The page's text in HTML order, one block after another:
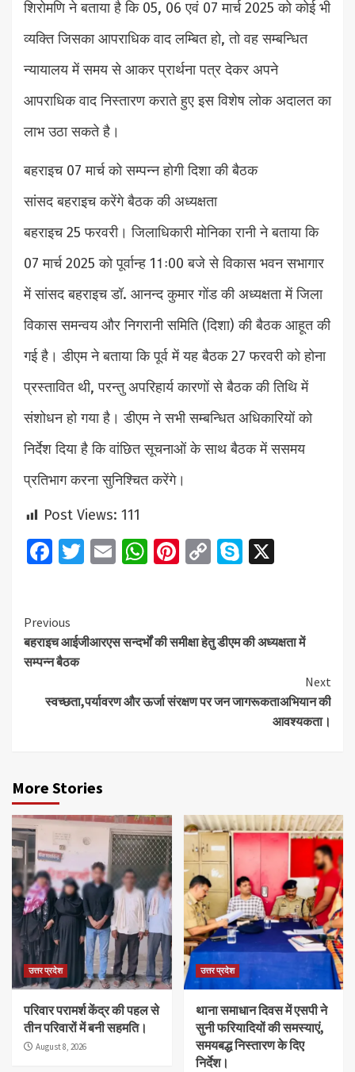
शिरोमणि ने बताया है कि 05, 06 एवं 07 मार्च 2025 को कोई भी
व्यक्ति जिसका आपराधिक वाद लम्बित हो, तो वह सम्बन्धित
न्यायालय में समय से आकर प्रार्थना पत्र देकर अपने
आपराधिक वाद निस्तारण कराते हुए इस विशेष लोक अदालत का
लाभ उठा सकते है।
बहराइच 07 मार्च को सम्पन्न होगी दिशा की बैठक
सांसद बहराइच करेंगे बैठक की अध्यक्षता
बहराइच 25 फरवरी। जिलाधिकारी मोनिका रानी ने बताया कि
07 मार्च 2025 को पूर्वान्ह 11ः00 बजे से विकास भवन सभागार
में सांसद बहराइच डॉ. आनन्द कुमार गोंड की अध्यक्षता में जिला
विकास समन्वय और निगरानी समिति (दिशा) की बैठक आहूत की
गई है। डीएम ने बताया कि पूर्व में यह बैठक 27 फरवरी को होना
प्रस्तावित थी, परन्तु अपरिहार्य कारणों से बैठक की तिथि में
संशोधन हो गया है। डीएम ने सभी सम्बन्धित अधिकारियों को
निर्देश दिया है कि वांछित सूचनाओं के साथ बैठक में ससमय
प्रतिभाग करना सुनिश्चित करेंगे।
Post Views: 111
Facebook
Twitter
EmailWhatsApp
Pinterest
CopySkype
Continue
Reading
Previous
बहराइच आईजीआरएस सन्दर्भों की समीक्षा हेतु डीएम की अध्यक्षता में
सम्पन्न बैठक
Next
स्वच्छता,पर्यावरण और ऊर्जा संरक्षण पर जन जागरूकताअभियान की
आवश्यकता।
More Stories
उत्तर प्रदेश
परिवार परामर्श केंद्र की पहल से
तीन परिवारों में बनी सहमति।
August 8, 2026
उत्तर प्रदेश
थाना समाधान दिवस में एसपी ने
सुनी फरियादियों की समस्याएं,
समयबद्ध निस्तारण के दिए
निर्देश।